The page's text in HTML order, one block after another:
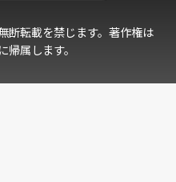
断転載を禁じます。著作権は
帰属します。